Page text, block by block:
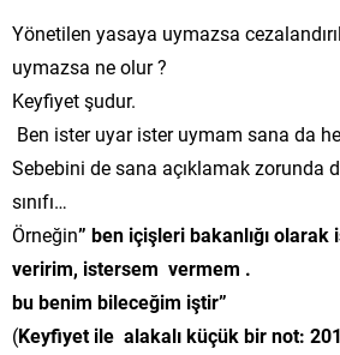
Yönetilen yasaya uymazsa
uymazsa ne olur ?
Keyfiyet şudur.
Ben ister uyar ister uymam sana da
Sebebini de sana açıklamak zorunda
sınıfı…
Örneğin” ben içişleri bakanlığı
veririm, istersem vermem .
bu benim bileceğim iştir”
(Keyfiyet ile alakalı küçük bir not: